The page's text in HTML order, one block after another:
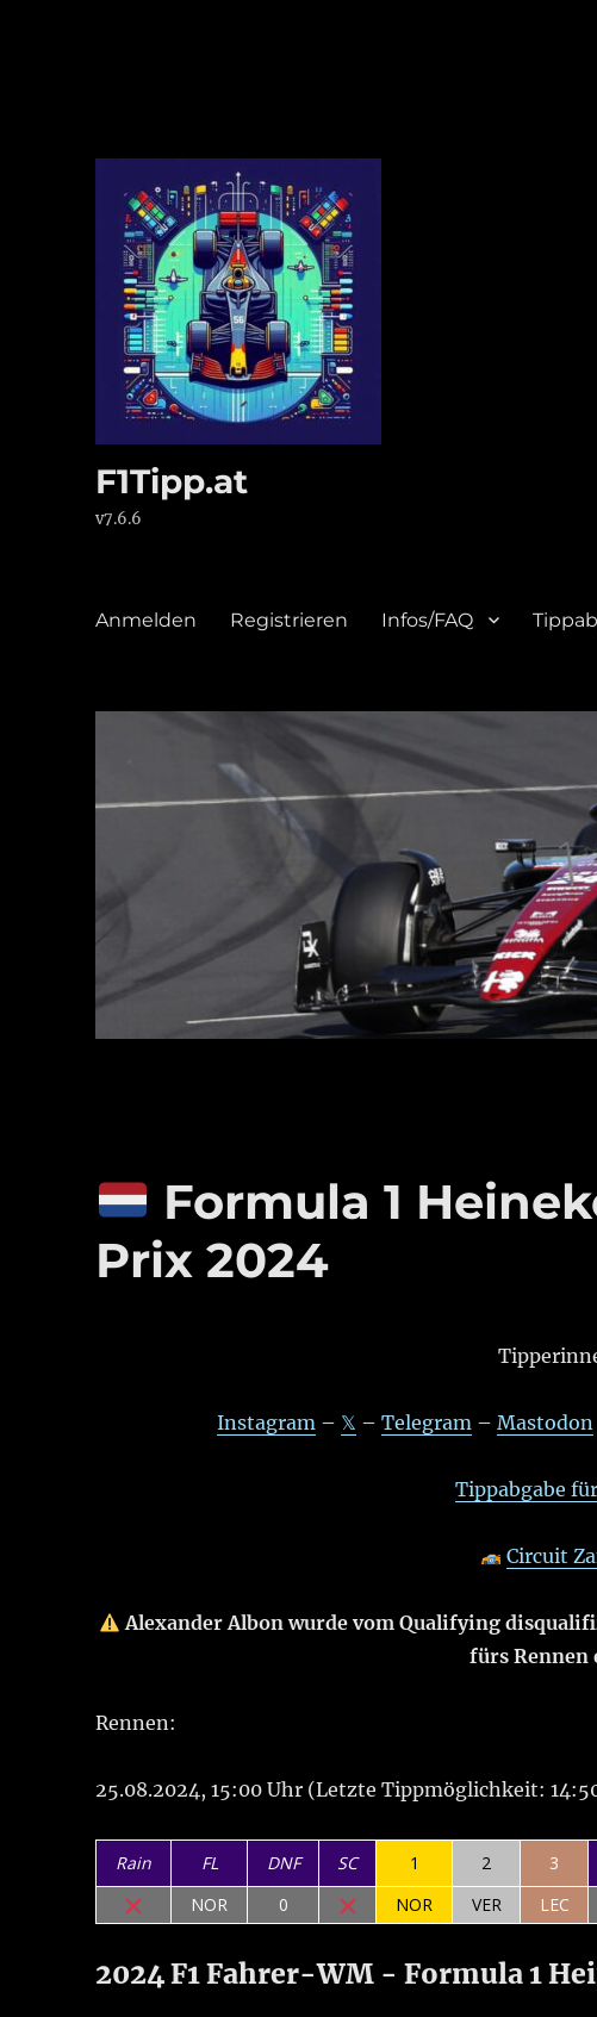
F1Tipp.at
v7.6.6
Anmelden Registrieren Infos/FAQ
Formula 1
Prix 2024
Instagram– 𝕏 – Telegram– Mastodon
Tippabgabe
Circuit
Alexander Albon wurde vom Qualifying
fürs Rennen
Rennen:
25.08.2024, 15:00 Uhr (Letzte Tippmöglichkeit:
Rain FL DNF SC 1 2 3
NOR
0 NOR VER LEC
2024 F1 Fahrer-WM - Formula 1